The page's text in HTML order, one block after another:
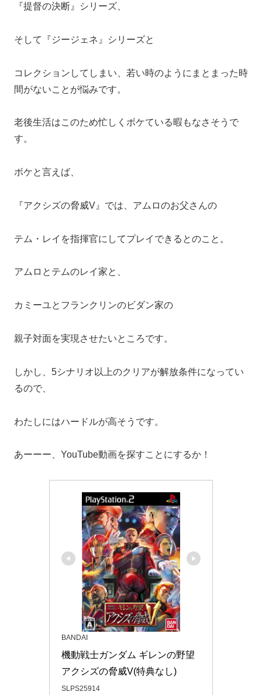
『提督の決断』シリーズ、
そして『ジージェネ』シリーズと
コレクションしてしまい、若い時のようにまとまった時
間がないことが悩みです。
老後生活はこのため忙しくボケている暇もなさそうで
す。
ボケと言えば、
『アクシズの脅威V』では、アムロのお父さんの
テム・レイを指揮官にしてプレイできるとのこと。
アムロとテムのレイ家と、
カミーユとフランクリンのビダン家の
親子対面を実現させたいところです。
しかし、5シナリオ以上のクリアが解放条件になってい
るので、
わたしにはハードルが高そうです。
あーーー、YouTube動画を探すことにするか！
BANDAI
機動戦士ガンダム ギレンの野望
アクシズの脅威V(特典なし)
SLPS25914